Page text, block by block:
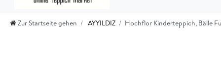
Zur Startseite gehen AYYILDIZ Hochflor Kinderteppich, Bälle